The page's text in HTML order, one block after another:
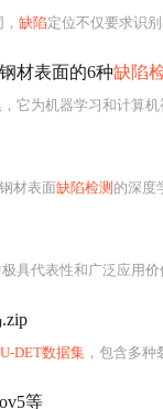
缺陷定位不仅要求识
材表面的6种缺陷
，它为机器学习和计算机
材表面缺陷检测 的深度
具代表性和广泛应用
DET数据集 ，包含多种裂纹类型的
等